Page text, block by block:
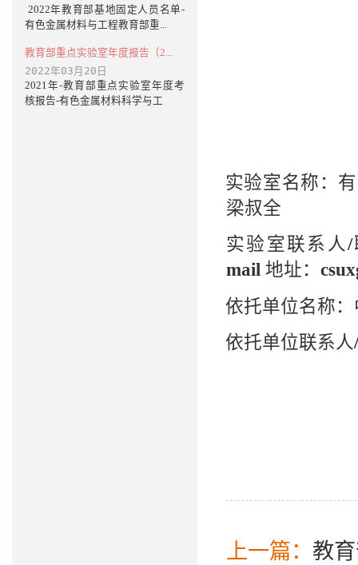
2022年教育部基地固定人员名单-
有色金属材料与工程教育部重...
教育部重点实验室年度报告（2...
2022年03月20日
2021年-教育部重点实验室年度考
核报告-有色金属材料科学与工
实验室名称：
梁叔全
实验室联系人/
mail 地址：
依托单位名称
依托单位联系人/
上一篇： 教